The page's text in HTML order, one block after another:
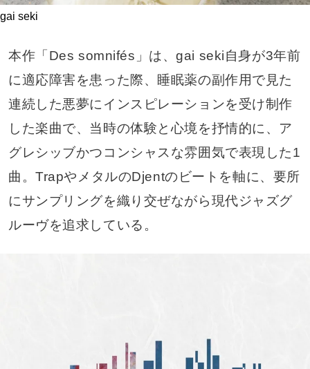
gai seki
本作「Des somnifés」は、gai seki自身が3年前
に適応障害を患った際、睡眠薬の副作用で見た
連続した悪夢にインスピレーションを受け制作
した楽曲で、当時の体験と心境を抒情的に、ア
グレシッブかつコンシャスな雰囲気で表現した1
曲。TrapやメタルのDjentのビートを軸に、要所
にサンプリングを織り交ぜながら現代ジャズグ
ルーヴを追求している。